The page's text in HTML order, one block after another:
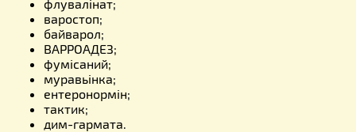
флувалінат;
варостоп;
байварол;
ВАРРОАДЕЗ;
фумісаний;
муравьінка;
ентеронормін;
тактик;
дим-гармата.